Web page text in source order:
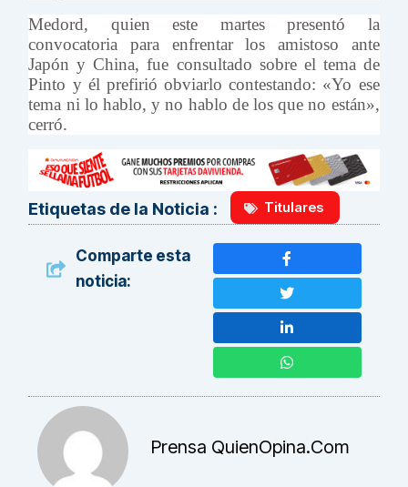
Medord, quien este martes presentó la
convocatoria para enfrentar los amistoso ante
Japón y China, fue consultado sobre el tema de
Pinto y él prefirió obviarlo contestando: «Yo ese
tema ni lo hablo, y no hablo de los que no están»,
cerró.
Etiquetas de la Noticia : Titulares
Comparte esta
noticia:
Prensa QuienOpina.com